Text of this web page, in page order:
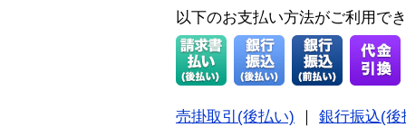
以下のお支払い方法がご利用で
売掛取引(後払い)
銀行振込(後